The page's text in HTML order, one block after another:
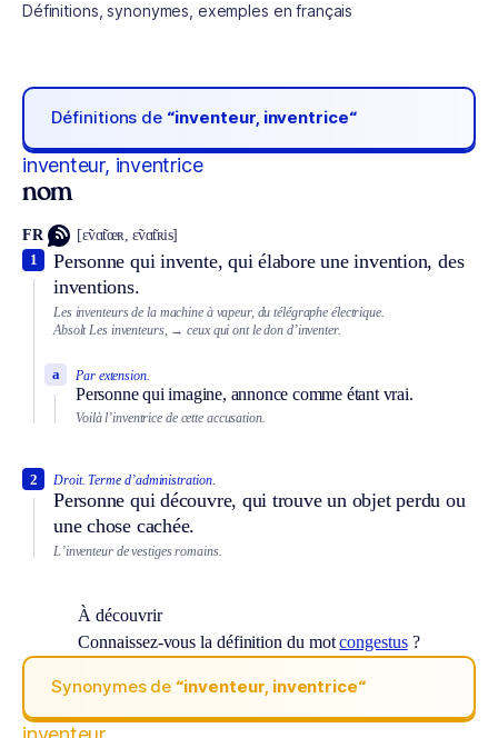
Définitions, synonymes, exemples en français
Définitions de “inventeur, inventrice“
inventeur, inventrice
nom
FR [ɛ̃vɑ̃tœʀ, ɛ̃vɑ̃tʀis]
Personne qui invente, qui élabore une invention, des
inventions.
1
Les inventeurs de la machine à vapeur, du télégraphe électrique.
Absolt Les inventeurs, → ceux qui ont le don d’inventer.
Par extension.
Personne qui imagine, annonce comme étant vrai.
a
Voilà l’inventrice de cette accusation.
Droit. Terme d’administration.
Personne qui découvre, qui trouve un objet perdu ou
une chose cachée.
2
L’inventeur de vestiges romains.
À découvrir
Connaissez-vous la définition du motcongestus?
Synonymes de “inventeur, inventrice“